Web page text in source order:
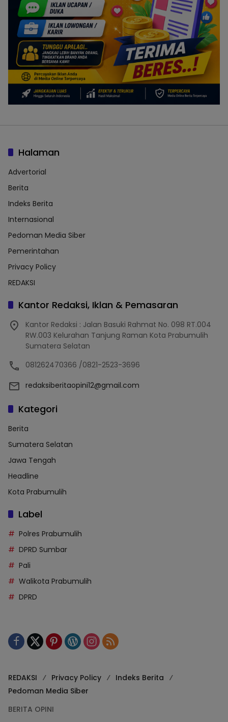
Halaman
Advertorial
Berita
Indeks Berita
Internasional
Pedoman Media Siber
Pemerintahan
Privacy Policy
REDAKSI
Kantor Redaksi, Iklan & Pemasaran
Kantor Redaksi : Jalan Basuki Rahmat No. 098 RT.004
RW.003 Kelurahan Tanjung Raman Kota Prabumulih
Sumatera Selatan
081262470366 /0821-2523-3696
redaksiberitaopini12@gmail.com
Kategori
Berita
Sumatera Selatan
Jawa Tengah
Headline
Kota Prabumulih
Label
Polres Prabumulih
DPRD Sumbar
Pali
Walikota Prabumulih
DPRD
REDAKSI Privacy Policy
Indeks Berita
Pedoman Media Siber
BERITA OPINI